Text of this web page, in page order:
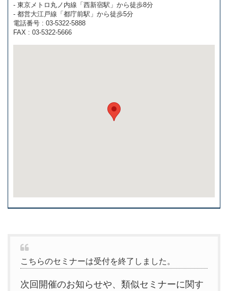
- 東京メトロ丸ノ内線「西新宿駅」から徒歩8分
- 都営大江戸線「都庁前駅」から徒歩5分
電話番号 : 03-5322-5888
FAX : 03-5322-5666
こちらのセミナーは受付を終了しました。
次回開催のお知らせや、類似セミナーに関す